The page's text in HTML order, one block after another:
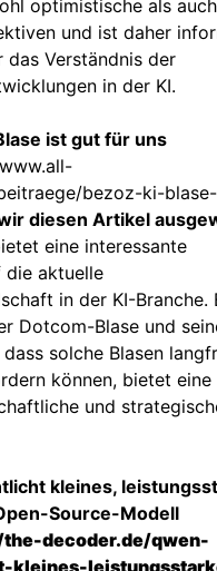
optimistische als auch
und ist daher
das Verständnis der
in der KI.
ist gut für uns
bezoz-ki-
diesen Artikel
eine interessante
die aktuelle
in der KI-Branche.
Dotcom-Blase und
solche Blasen
können, bietet eine
und
kleines,
Source-Modell
decoder.de/qwen-
kleines-